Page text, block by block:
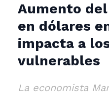
Aumento
en dólares
impacta a
vulnerables
La economista